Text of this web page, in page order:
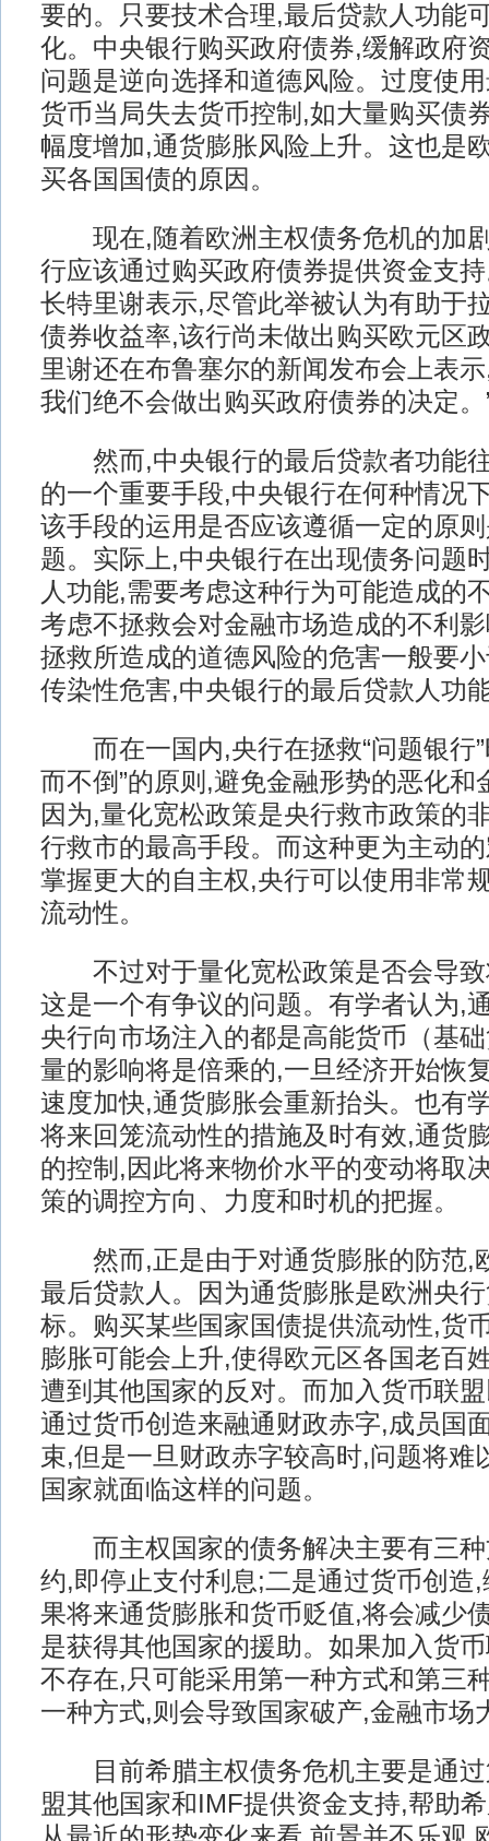
要的。只要技术合理,最后贷款人功能
化。中央银行购买政府债券,缓解政府
问题是逆向选择和道德风险。过度使
货币当局失去货币控制,如大量购买债
幅度增加,通货膨胀风险上升。这也是
买各国国债的原因。
现在,随着欧洲主权债务危机的加
行应该通过购买政府债券提供资金支
长特里谢表示,尽管此举被认为有助于
债券收益率,该行尚未做出购买欧元区
里谢还在布鲁塞尔的新闻发布会上表
我们绝不会做出购买政府债券的决定。
然而,中央银行的最后贷款者功能
的一个重要手段,中央银行在何种情况
该手段的运用是否应该遵循一定的原
题。实际上,中央银行在出现债务问题
人功能,需要考虑这种行为可能造成的
考虑不拯救会对金融市场造成的不利
拯救所造成的道德风险的危害一般要
传染性危害,中央银行的最后贷款人功
而在一国内,央行在拯救“问题银行”
而不倒”的原则,避免金融形势的恶化和
因为,量化宽松政策是央行救市政策的
行救市的最高手段。而这种更为主动
掌握更大的自主权,央行可以使用非常
流动性。
不过对于量化宽松政策是否会导致
这是一个有争议的问题。有学者认为,
央行向市场注入的都是高能货币（基
量的影响将是倍乘的,一旦经济开始恢
速度加快,通货膨胀会重新抬头。也有
将来回笼流动性的措施及时有效,通货
的控制,因此将来物价水平的变动将取
策的调控方向、力度和时机的把握。
然而,正是由于对通货膨胀的防范,
最后贷款人。因为通货膨胀是欧洲央
标。购买某些国家国债提供流动性,货
膨胀可能会上升,使得欧元区各国老百
遭到其他国家的反对。而加入货币联
通过货币创造来融通财政赤字,成员国
束,但是一旦财政赤字较高时,问题将难
国家就面临这样的问题。
而主权国家的债务解决主要有三种
约,即停止支付利息;二是通过货币创造
果将来通货膨胀和货币贬值,将会减少
是获得其他国家的援助。如果加入货
不存在,只可能采用第一种方式和第三
一种方式,则会导致国家破产,金融市场
目前希腊主权债务危机主要是通过
盟其他国家和IMF提供资金支持,帮助